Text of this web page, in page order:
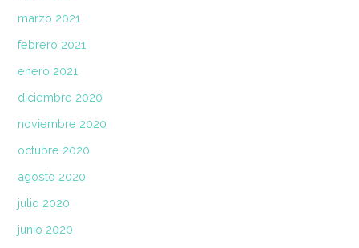
marzo 2021
febrero 2021
enero 2021
diciembre 2020
noviembre 2020
octubre 2020
agosto 2020
julio 2020
junio 2020